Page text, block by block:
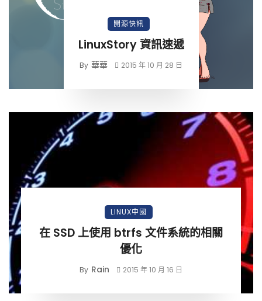
開源快訊
LinuxStory 資訊速遞
By 華華 2015 年 10 月 28 日
LINUX中國
在 SSD 上使用 btrfs 文件系統的相關
優化
By Rain 2015 年 10 月 16 日